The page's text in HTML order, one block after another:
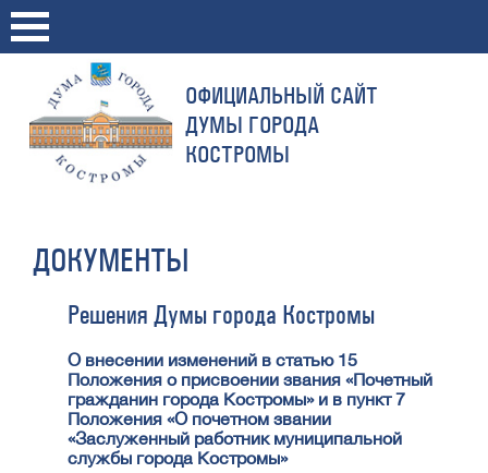
ОФИЦИАЛЬНЫЙ САЙТ
ДУМЫ ГОРОДА
КОСТРОМЫ
ДОКУМЕНТЫ
Решения Думы города Костромы
О внесении изменений в статью 15
Положения о присвоении звания «Почетный
гражданин города Костромы» и в пункт 7
Положения «О почетном звании
«Заслуженный работник муниципальной
службы города Костромы»